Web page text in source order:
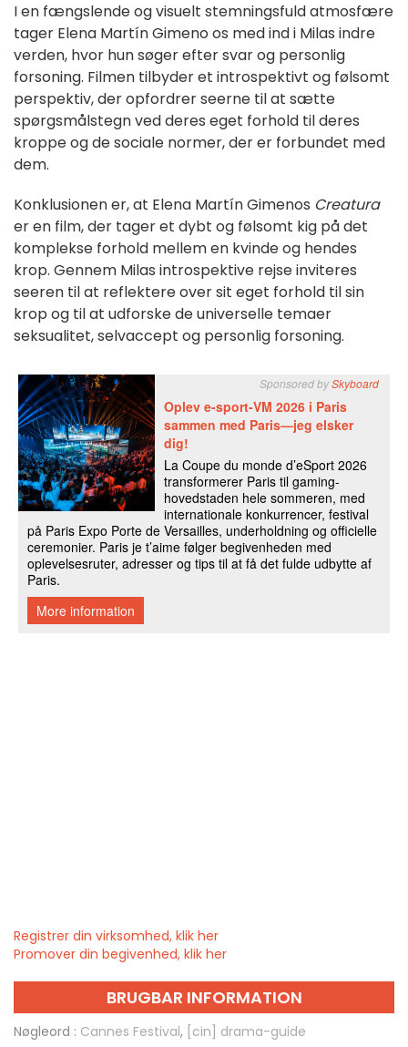
I en fængslende og visuelt stemningsfuld atmosfære
tager Elena Martín Gimeno os med ind i Milas indre
verden, hvor hun søger efter svar og personlig
forsoning. Filmen tilbyder et introspektivt og følsomt
perspektiv, der opfordrer seerne til at sætte
spørgsmålstegn ved deres eget forhold til deres
kroppe og de sociale normer, der er forbundet med
dem.
Konklusionen er, at Elena Martín Gimenos Creatura
er en film, der tager et dybt og følsomt kig på det
komplekse forhold mellem en kvinde og hendes
krop. Gennem Milas introspektive rejse inviteres
seeren til at reflektere over sit eget forhold til sin
krop og til at udforske de universelle temaer
seksualitet, selvaccept og personlig forsoning.
Registrer din virksomhed, klik her
Promover din begivenhed, klik her
BRUGBAR INFORMATION
Nøgleord : Cannes Festival, [cin] drama-guide